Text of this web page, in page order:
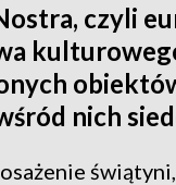
czyli
nich